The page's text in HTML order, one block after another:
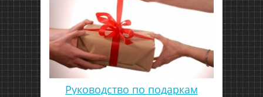
Руководство по подаркам